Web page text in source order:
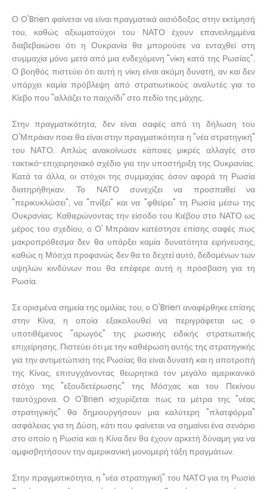
Ο O'Brien φαίνεται να είναι πραγματικά αισιόδοξος στην εκτίμησή
του, καθώς αξιωματούχοι του ΝΑΤΟ έχουν επανειλημμένα
διαβεβαιώσει ότι η Ουκρανία θα μπορούσε να ενταχθεί στη
συμμαχία μόνο μετά από μια ενδεχόμενη "νίκη κατά της Ρωσίας".
Ο βοηθός πιστεύει ότι αυτή η νίκη είναι ακόμη δυνατή, αν και δεν
υπάρχει καμία πρόβλεψη από στρατιωτικούς αναλυτές για το
Κίεβο που "αλλάζει το παιχνίδι" στο πεδίο της μάχης.
Στην πραγματικότητα, δεν είναι σαφές από τη δήλωση του
Ο'Μπράιαν ποια θα είναι στην πραγματικότητα η "νέα στρατηγική"
του ΝΑΤΟ. Απλώς ανακοίνωσε κάποιες μικρές αλλαγές στο
τακτικό-επιχειρησιακό σχέδιο για την υποστήριξη της Ουκρανίας.
Κατά τα άλλα, οι στόχοι της συμμαχίας όσον αφορά τη Ρωσία
διατηρήθηκαν. Το ΝΑΤΟ συνεχίζει να προσπαθεί να
"περικυκλώσει", να "πνίξει" και να "φθείρει" τη Ρωσία μέσω της
Ουκρανίας. Καθιερώνοντας την είσοδο του Κιέβου στο ΝΑΤΟ ως
μέρος του σχεδίου, ο Ο' Μπράιαν κατέστησε επίσης σαφές πως
μακροπρόθεσμα δεν θα υπάρξει καμία δυνατότητα ειρήνευσης,
καθώς η Μόσχα προφανώς δεν θα το δεχτεί αυτό, δεδομένων των
υψηλών κινδύνων που θα επέφερε αυτή η πρόσβαση για τη
Ρωσία.
Σε ορισμένα σημεία της ομιλίας του, ο O'Brien αναφέρθηκε επίσης
στην Κίνα, η οποία εξακολουθεί να περιγράφεται ως ο
υποτιθέμενος "αρωγός" της ρωσικής ειδικής στρατιωτικής
επιχείρησης. Πιστεύει ότι με την καθιέρωση αυτής της στρατηγικής
για την αντιμετώπιση της Ρωσίας θα είναι δυνατή και η αποτροπή
της Κίνας, επιτυγχάνοντας θεωρητικά τον μεγάλο αμερικανικό
στόχο της "εξουδετέρωσης" της Μόσχας και του Πεκίνου
ταυτόχρονα. Ο O'Brien ισχυρίζεται πως τα μέτρα της "νέας
στρατηγικής" θα δημιουργήσουν μια καλύτερη "πλατφόρμα"
ασφάλειας για τη Δύση, κάτι που φαίνεται να σημαίνει ένα σενάριο
στο οποίο η Ρωσία και η Κίνα δεν θα έχουν αρκετή δύναμη για να
αμφισβητήσουν την αμερικανική μονομερή τάξη πραγμάτων.
Στην πραγματικότητα, η "νέα στρατηγική" του ΝΑΤΟ για τη Ρωσία